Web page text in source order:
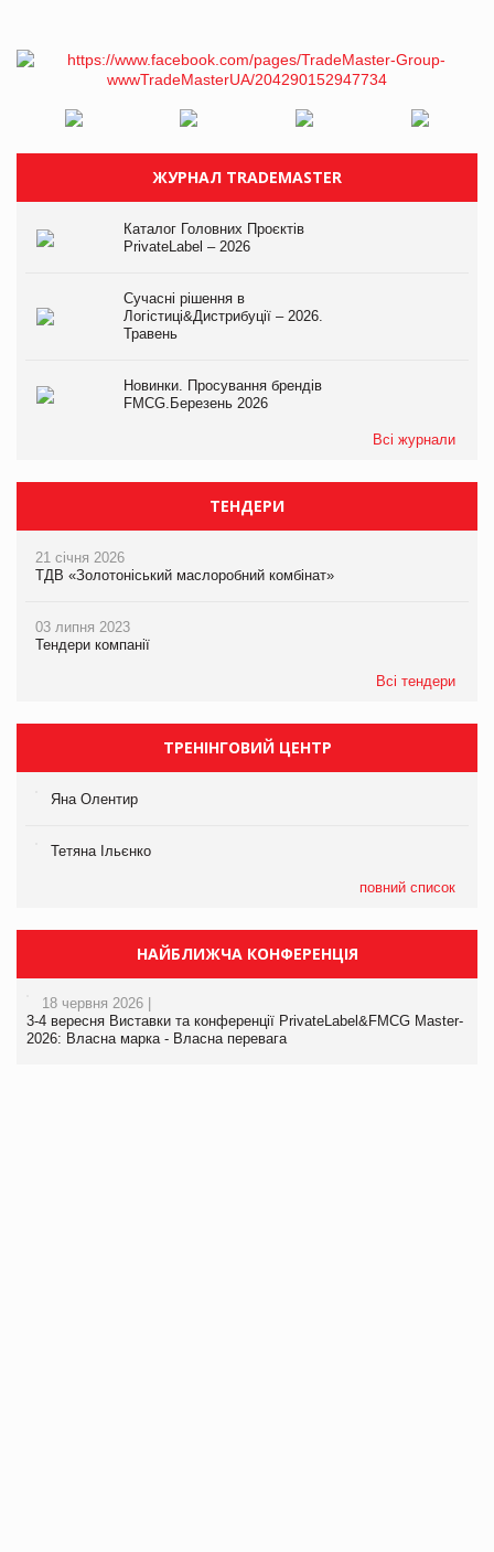
ЖУРНАЛ TRADEMASTER
Каталог Головних Проєктів
PrivateLabel – 2026
Сучасні рішення в
Логістиці&Дистрибуції – 2026.
Травень
Новинки. Просування брендів
FMCG.Березень 2026
Всі журнали
ТЕНДЕРИ
21 січня 2026
ТДВ «Золотоніський маслоробний комбінат»
03 липня 2023
Тендери компанії
Всі тендери
ТРЕНІНГОВИЙ ЦЕНТР
Яна Олентир
Тетяна Ільєнко
повний список
НАЙБЛИЖЧА КОНФЕРЕНЦІЯ
18 червня 2026 |
3-4 вересня Виставки та конференції PrivateLabel&FMCG Master-
2026: Власна марка - Власна перевага